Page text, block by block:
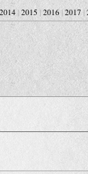
2014 | 2015 | 2016 | 2017|